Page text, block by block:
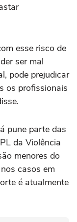
esse risco de
ser mal
pode prejudicar
os profissionais
pune parte das
da Violência
menores do
casos em
é atualmente